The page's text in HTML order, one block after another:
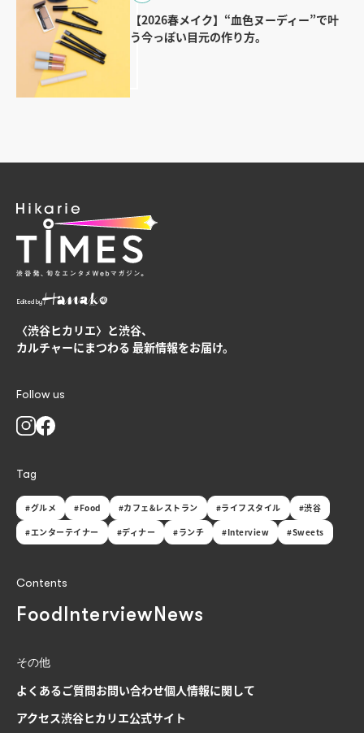
【2026春メイク】“血色ヌーディー”で叶
う今っぽい目元の作り方。
Edited by
〈渋谷ヒカリエ〉と渋谷、
カルチャーにまつわる 最新情報をお届け。
Follow us
Tag
#グルメ #Food #カフェ&レストラン #ライフスタイル
#渋谷
#エンターテイナー
#ディナー #ランチ #Interview #Sweets
Contents
FoodInterviewNews
その他
よくあるご質問お問い合わせ個人情報に関して
アクセス渋谷ヒカリエ公式サイト